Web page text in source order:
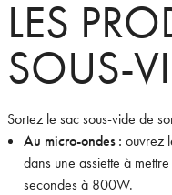
LES
SOUS-
Sortez le sac sous-vide de
Au micro-ondes : ouvrez
dans une assiette à
secondes à 800W.